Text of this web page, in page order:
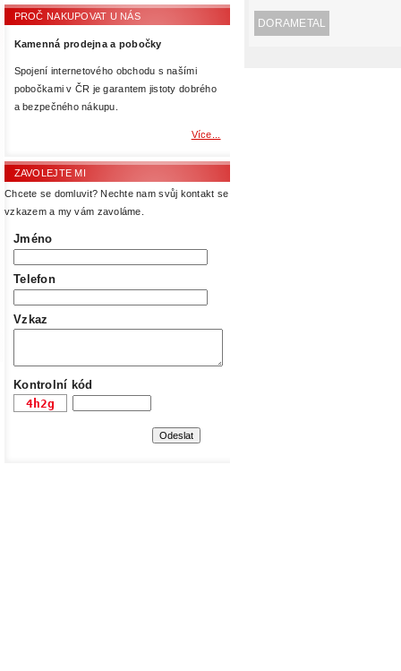
PROČ NAKUPOVAT U NÁS
Kamenná prodejna a pobočky
Spojení internetového obchodu s našími
pobočkami v ČR je garantem jistoty dobrého
a bezpečného nákupu.
Více...
ZAVOLEJTE MI
Chcete se domluvit? Nechte nam svůj kontakt se
vzkazem a my vám zavoláme.
Jméno
Telefon
Vzkaz
Kontrolní kód
DORAMETAL